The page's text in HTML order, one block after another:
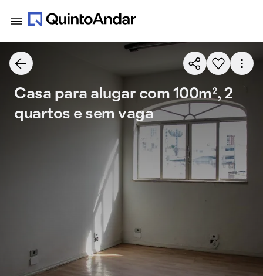
Casa para alugar com 100m², 2
quartos e sem vaga